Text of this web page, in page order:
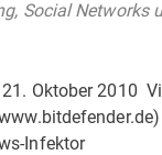
Social Networks
Oktober 2010 
Infektor